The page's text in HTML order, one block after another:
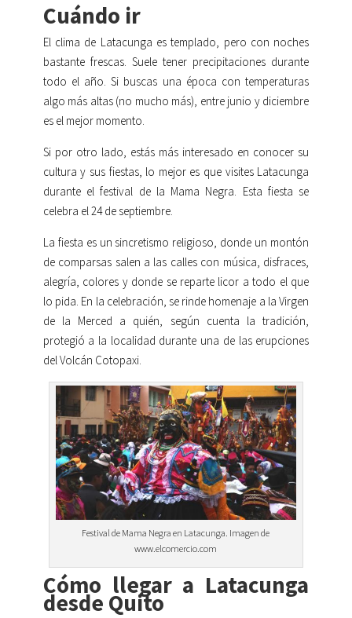
Cuándo ir
El clima de Latacunga es templado, pero con noches
bastante frescas. Suele tener precipitaciones durante
todo el año. Si buscas una época con temperaturas
algo más altas (no mucho más), entre junio y diciembre
es el mejor momento.
Si por otro lado, estás más interesado en conocer su
cultura y sus fiestas, lo mejor es que visites Latacunga
durante el festival de la Mama Negra. Esta fiesta se
celebra el 24 de septiembre.
La fiesta es un sincretismo religioso, donde un montón
de comparsas salen a las calles con música, disfraces,
alegría, colores y donde se reparte licor a todo el que
lo pida. En la celebración, se rinde homenaje a la Virgen
de la Merced a quién, según cuenta la tradición,
protegió a la localidad durante una de las erupciones
del Volcán Cotopaxi.
Festival de Mama Negra en Latacunga. Imagen de
www.elcomercio.com
Cómo llegar a Latacunga
desde Quito